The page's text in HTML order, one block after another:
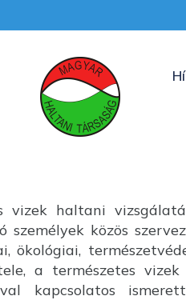
vizek haltani
közös
ökológiai,
a természetes
kapcsolatos